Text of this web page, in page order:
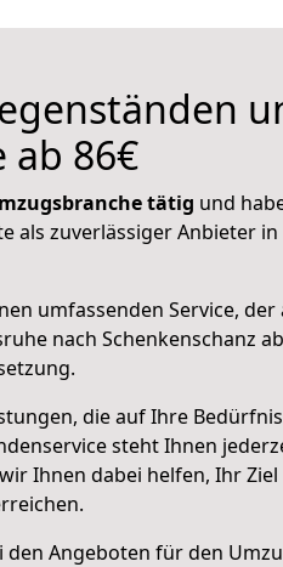
ab 86€
tätig und
als zuverlässiger Anbieter in
umfassenden Service, der
nach Schenkenschanz
die auf Ihre
steht Ihnen
Ihnen dabei helfen, Ihr Ziel
den Angeboten für den